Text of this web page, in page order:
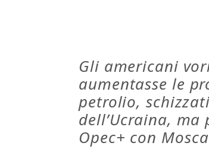
Gli americani
aumentasse le
petrolio,
dell’Ucraina, ma
Opec+ con Mosca